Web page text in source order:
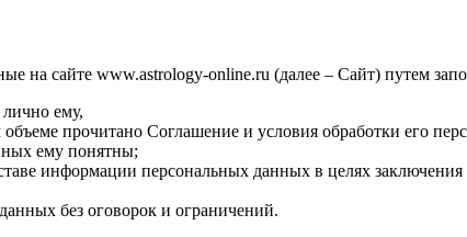
на сайте www.astrology-online.ru (далее – Сайт) путем
ему,
прочитано Соглашение и условия обработки его
ему понятны;
информации персональных данных в целях
без оговорок и ограничений.